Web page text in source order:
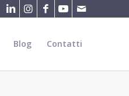
Blog Contatti